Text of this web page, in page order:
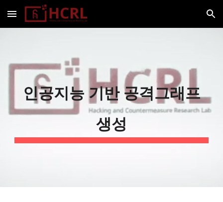
Skip to main content Skip to navigation
인공지능 기반 공격그래프
생성